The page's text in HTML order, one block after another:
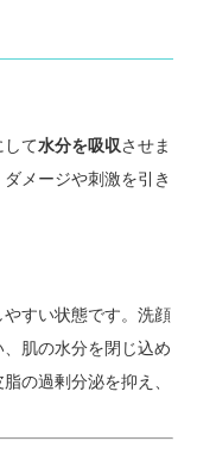
して水分を吸収させま
メージや刺激を引き
すい状態です。洗顔
、肌の水分を閉じ込め
の過剰分泌を抑え、